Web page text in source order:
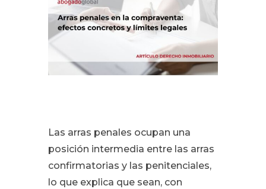
Las arras penales ocupan una
posición intermedia entre las arras
confirmatorias y las penitenciales,
lo que explica que sean, con